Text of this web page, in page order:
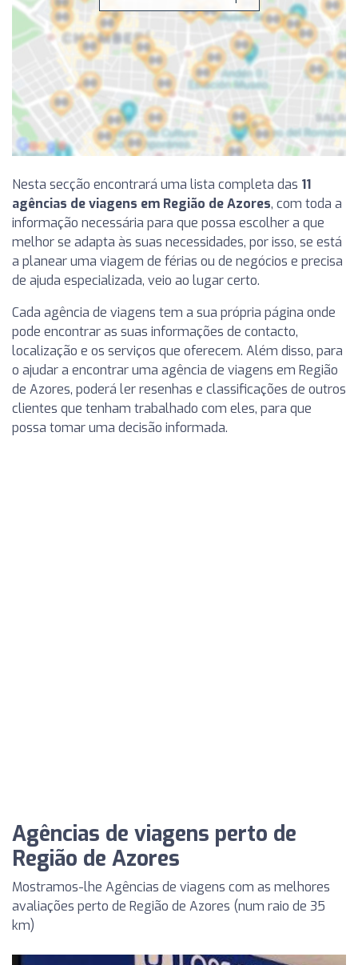
Nesta secção encontrará uma lista completa das 11
agências de viagens em Região de Azores, com toda a
informação necessária para que possa escolher a que
melhor se adapta às suas necessidades, por isso, se está
a planear uma viagem de férias ou de negócios e precisa
de ajuda especializada, veio ao lugar certo.
Cada agência de viagens tem a sua própria página onde
pode encontrar as suas informações de contacto,
localização e os serviços que oferecem. Além disso, para
o ajudar a encontrar uma agência de viagens em Região
de Azores, poderá ler resenhas e classificações de outros
clientes que tenham trabalhado com eles, para que
possa tomar uma decisão informada.
Agências de viagens perto de
Região de Azores
Mostramos-lhe Agências de viagens com as melhores
avaliações perto de Região de Azores (num raio de 35
km)